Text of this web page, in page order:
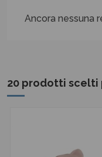
Ancora nessuna
20 prodotti scelti